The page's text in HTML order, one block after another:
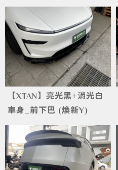
【XTAN】亮光黑+消光白
車身_前下巴 (煥新Y)